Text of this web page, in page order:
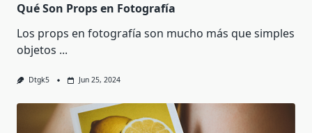
Qué Son Props en Fotografía
Los props en fotografía son mucho más que simples
objetos ...
Dtgk5 Jun 25, 2024